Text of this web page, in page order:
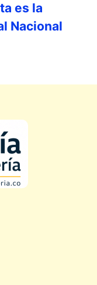
es la
Nacional